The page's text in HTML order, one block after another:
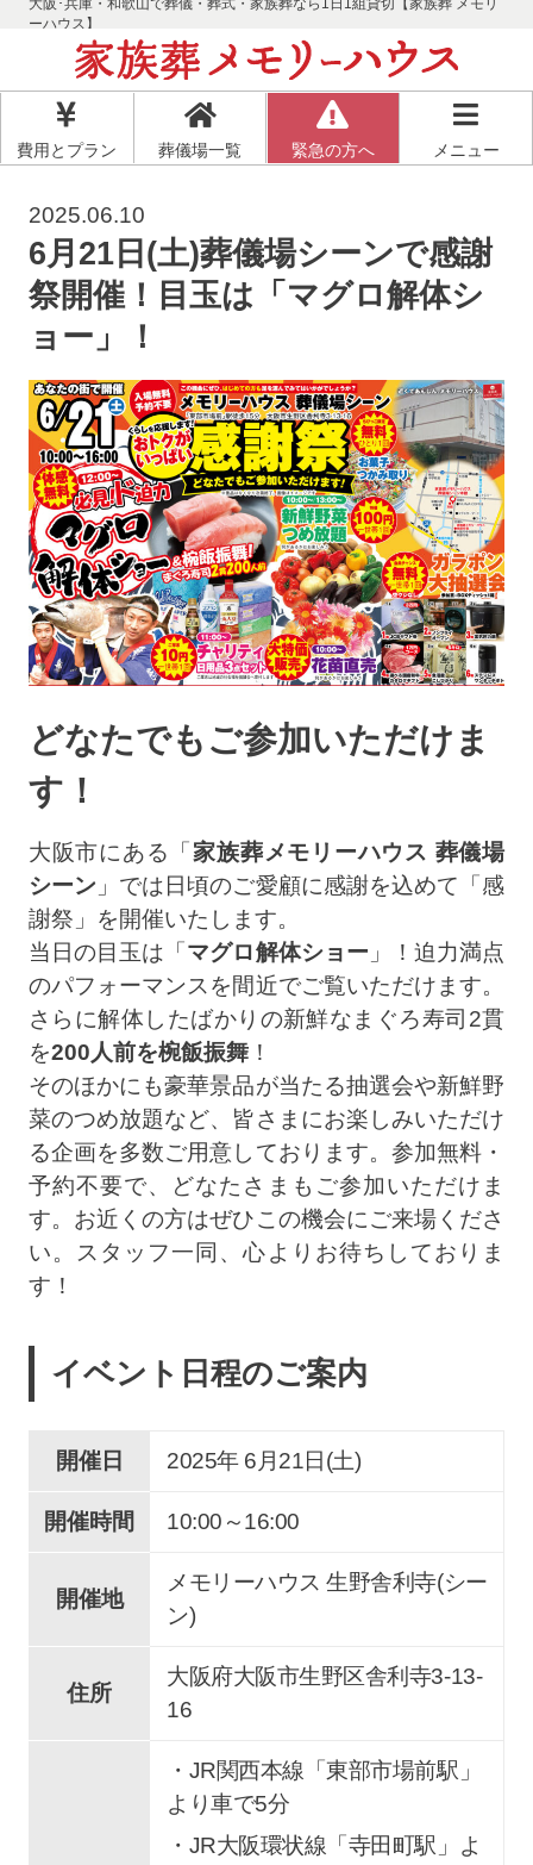
大阪･兵庫・和歌山で葬儀・葬式・家族葬なら1日1組貸切【家族葬 メモリ
ーハウス】
費用とプラン 葬儀場一覧 緊急の方へ メニュー
2025.06.10
6月21日(土)葬儀場シーンで感謝
祭開催！目玉は「マグロ解体シ
ョー」！
どなたでもご参加いただけま
す！
大阪市にある「家族葬メモリーハウス 葬儀場
シーン 」では日頃のご愛顧に感謝を込めて「感
謝祭」を開催いたします。
当日の目玉は「 マグロ解体ショー 」！迫力満点
のパフォーマンスを間近でご覧いただけます。
さらに解体したばかりの新鮮なまぐろ寿司2貫
を200人前を椀飯振舞！
そのほかにも豪華景品が当たる抽選会や新鮮野
菜のつめ放題など、皆さまにお楽しみいただけ
る企画を多数ご用意しております。参加無料・
予約不要で、どなたさまもご参加いただけま
す。お近くの方はぜひこの機会にご来場くださ
い。スタッフ一同、心よりお待ちしておりま
す！
イベント日程のご案内
開催日 2025年 6 月 21日(土)
開催時間 10:00～16:00
開催地
メモリーハウス 生野舎利寺(シー
ン)
住所
大阪府大阪市生野区舎利寺3-13-
16
・JR関西本線「東部市場前駅」
より車で5分
・JR大阪環状線「寺田町駅」よ